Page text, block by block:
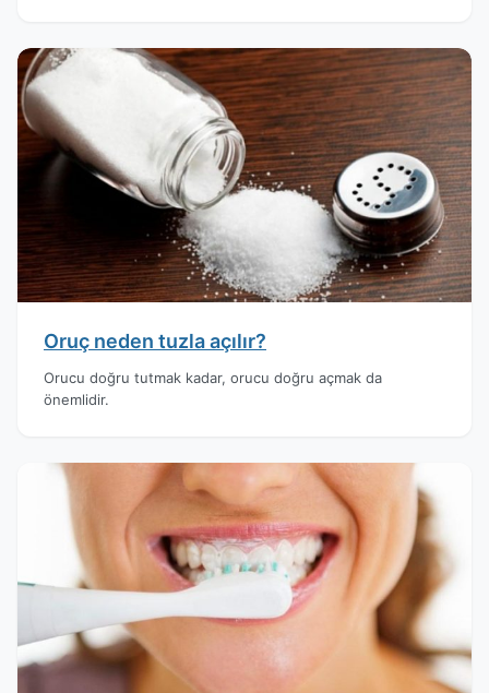
Oruç neden tuzla açılır?
Orucu doğru tutmak kadar, orucu doğru açmak da
önemlidir.